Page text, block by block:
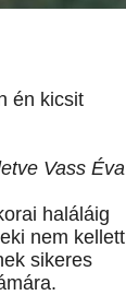
én kicsit
Vass Éva
haláláig
nem kellett
sikeres